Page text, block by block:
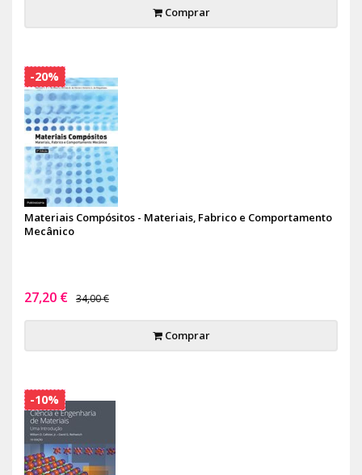
Comprar
Materiais Compósitos - Materiais, Fabrico e Comportamento
Mecânico
27,20 € 34,00 €
Comprar
-20%
-10%